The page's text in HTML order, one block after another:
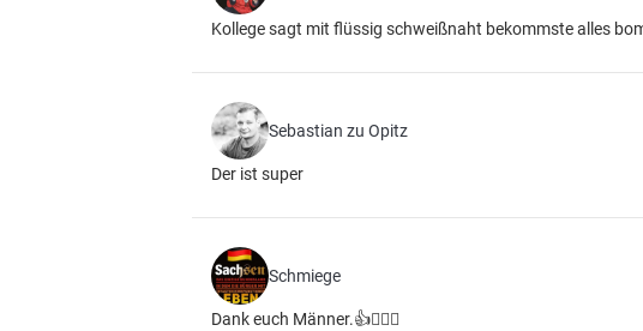
Kollege sagt mit flüssig schweißnaht bekommste alles
Sebastian zu Opitz
Der ist super
Schmiege
Dank euch Männer.👍🙋🏻‍♂️